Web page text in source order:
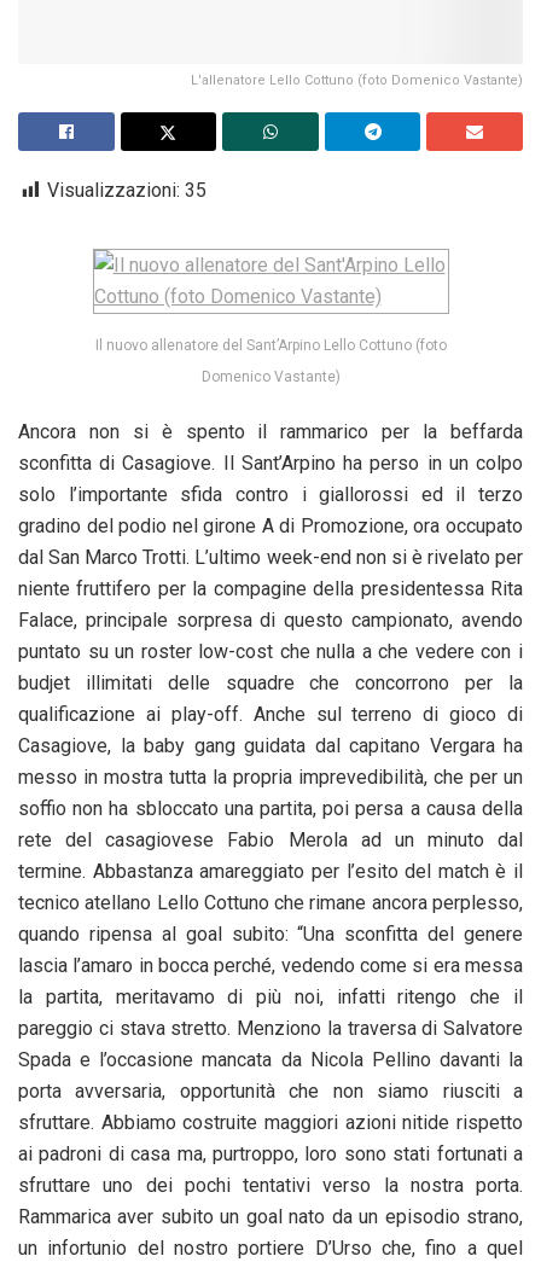
L'allenatore Lello Cottuno (foto Domenico Vastante)
Visualizzazioni: 35
Il nuovo allenatore del Sant’Arpino Lello Cottuno (foto
Domenico Vastante)
Ancora non si è spento il rammarico per la beffarda
sconfitta di Casagiove. Il Sant’Arpino ha perso in un colpo
solo l’importante sfida contro i giallorossi ed il terzo
gradino del podio nel girone A di Promozione, ora occupato
dal San Marco Trotti. L’ultimo week-end non si è rivelato per
niente fruttifero per la compagine della presidentessa Rita
Falace, principale sorpresa di questo campionato, avendo
puntato su un roster low-cost che nulla a che vedere con i
budjet illimitati delle squadre che concorrono per la
qualificazione ai play-off. Anche sul terreno di gioco di
Casagiove, la baby gang guidata dal capitano Vergara ha
messo in mostra tutta la propria imprevedibilità, che per un
soffio non ha sbloccato una partita, poi persa a causa della
rete del casagiovese Fabio Merola ad un minuto dal
termine. Abbastanza amareggiato per l’esito del match è il
tecnico atellano Lello Cottuno che rimane ancora perplesso,
quando ripensa al goal subito: “Una sconfitta del genere
lascia l’amaro in bocca perché, vedendo come si era messa
la partita, meritavamo di più noi, infatti ritengo che il
pareggio ci stava stretto. Menziono la traversa di Salvatore
Spada e l’occasione mancata da Nicola Pellino davanti la
porta avversaria, opportunità che non siamo riusciti a
sfruttare. Abbiamo costruite maggiori azioni nitide rispetto
ai padroni di casa ma, purtroppo, loro sono stati fortunati a
sfruttare uno dei pochi tentativi verso la nostra porta.
Rammarica aver subito un goal nato da un episodio strano,
un infortunio del nostro portiere D’Urso che, fino a quel